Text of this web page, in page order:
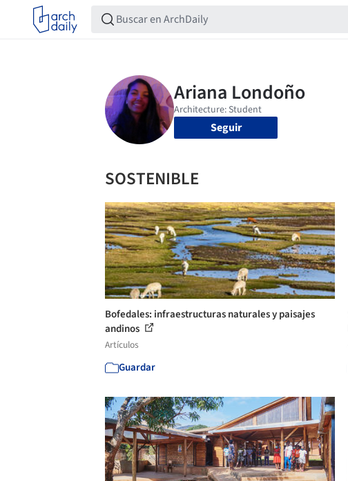
Seguir
SOSTENIBLE
Bofedales: infraestructuras naturales y paisajes
andinos
Artículos
Guardar